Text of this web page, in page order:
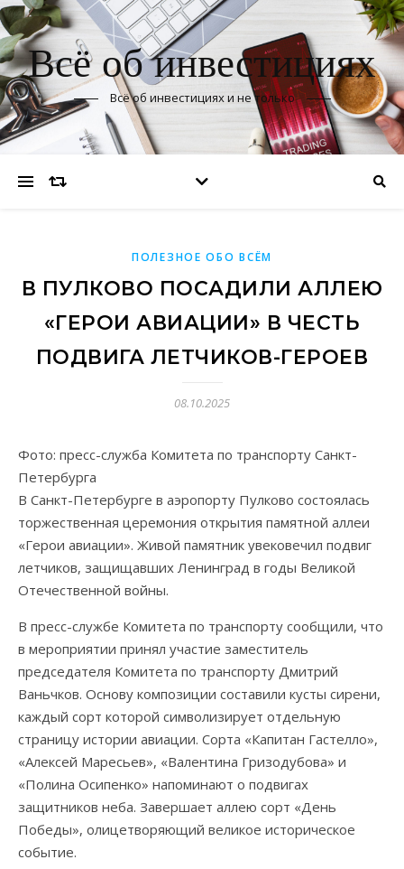
Всё об инвестициях
Всё об инвестициях и не только
ПОЛЕЗНОЕ ОБО ВСЁМ
В ПУЛКОВО ПОСАДИЛИ АЛЛЕЮ
«ГЕРОИ АВИАЦИИ» В ЧЕСТЬ
ПОДВИГА ЛЕТЧИКОВ-ГЕРОЕВ
08.10.2025
Фото: пресс-служба Комитета по транспорту Санкт-
Петербурга
В Санкт-Петербурге в аэропорту Пулково состоялась
торжественная церемония открытия памятной аллеи
«Герои авиации». Живой памятник увековечил подвиг
летчиков, защищавших Ленинград в годы Великой
Отечественной войны.
В пресс-службе Комитета по транспорту сообщили, что
в мероприятии принял участие заместитель
председателя Комитета по транспорту Дмитрий
Ваньчков. Основу композиции составили кусты сирени,
каждый сорт которой символизирует отдельную
страницу истории авиации. Сорта «Капитан Гастелло»,
«Алексей Маресьев», «Валентина Гризодубова» и
«Полина Осипенко» напоминают о подвигах
защитников неба. Завершает аллею сорт «День
Победы», олицетворяющий великое историческое
событие.